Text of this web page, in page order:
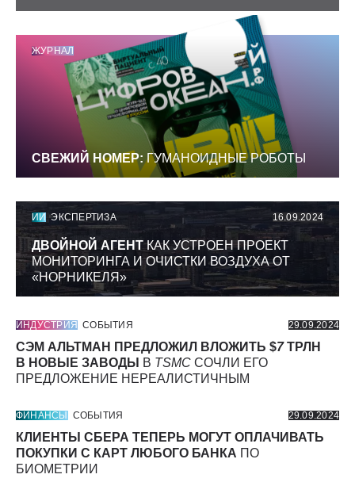
ЖУРНАЛ
СВЕЖИЙ НОМЕР: ГУМАНОИДНЫЕ РОБОТЫ
ИИ ЭКСПЕРТИЗА 16.09.2024
ДВОЙНОЙ АГЕНТКАК УСТРОЕН ПРОЕКТ
МОНИТОРИНГА И ОЧИСТКИ ВОЗДУХА ОТ
«НОРНИКЕЛЯ»
ИНДУСТРИЯ СОБЫТИЯ 29.09.2024
СЭМ АЛЬТМАН ПРЕДЛОЖИЛ ВЛОЖИТЬ $7ТРЛН
В НОВЫЕ ЗАВОДЫ
В TSMC СОЧЛИ ЕГО
ПРЕДЛОЖЕНИЕ НЕРЕАЛИСТИЧНЫМ
ФИНАНСЫ СОБЫТИЯ 29.09.2024
КЛИЕНТЫ СБЕРА ТЕПЕРЬ МОГУТ ОПЛАЧИВАТЬ
ПОКУПКИ С КАРТ ЛЮБОГО БАНКА ПО
БИОМЕТРИИ